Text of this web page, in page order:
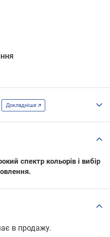
Докладніше
спектр кольорів і вибір
в продажу.